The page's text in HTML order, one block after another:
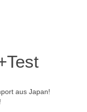
aus Japan!